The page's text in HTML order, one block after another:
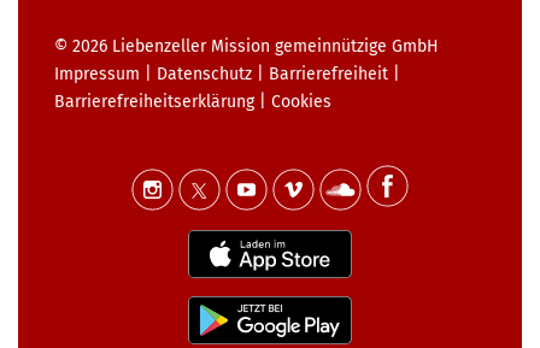
© 2026 Liebenzeller Mission gemeinnützige GmbH
Impressum
Datenschutz Barrierefreiheit
Barrierefreiheits­erklärung| Cookies